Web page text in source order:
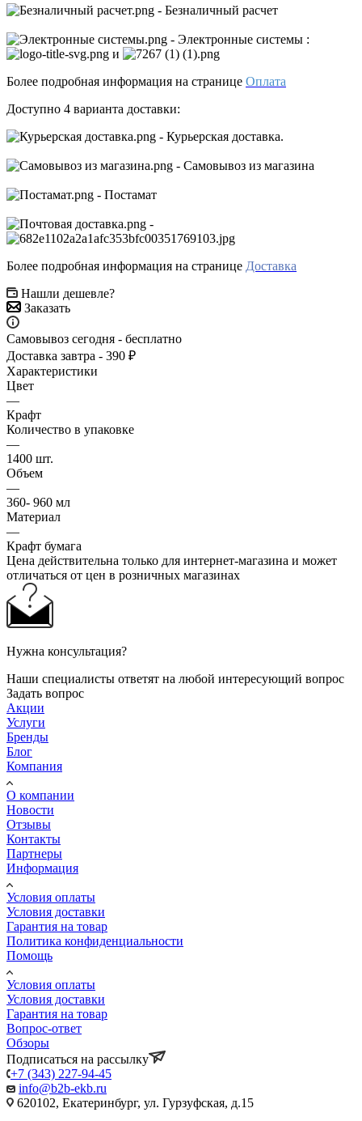
- Безналичный расчет
- Электронные системы :
и
Более подробная информация на странице Оплата
Доступно 4 варианта доставки:
- Курьерская доставка.
- Самовывоз из магазина
- Постамат
-
Более подробная информация на странице Доставка
Нашли дешевле?
Заказать
Самовывоз сегодня - бесплатно
Доставка завтра - 390 ₽
Характеристики
Цвет
—
Крафт
Количество в упаковке
—
1400 шт.
Объем
—
360- 960 мл
Материал
—
Крафт бумага
Цена действительна только для интернет-магазина и может
отличаться от цен в розничных магазинах
Нужна консультация?
Наши специалисты ответят на любой интересующий вопрос
Задать вопрос
Акции
Услуги
Бренды
Блог
Компания
О компании
Новости
Отзывы
Контакты
Партнеры
Информация
Условия оплаты
Условия доставки
Гарантия на товар
Политика конфиденциальности
Помощь
Условия оплаты
Условия доставки
Гарантия на товар
Вопрос-ответ
Обзоры
Подписаться на рассылку
+7 (343) 227-94-45
info@b2b-ekb.ru
620102, Екатеринбург, ул. Гурзуфская, д.15